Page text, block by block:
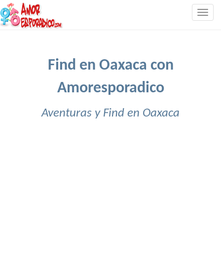
Find en Oaxaca con
Amoresporadico
Aventuras y Find en Oaxaca